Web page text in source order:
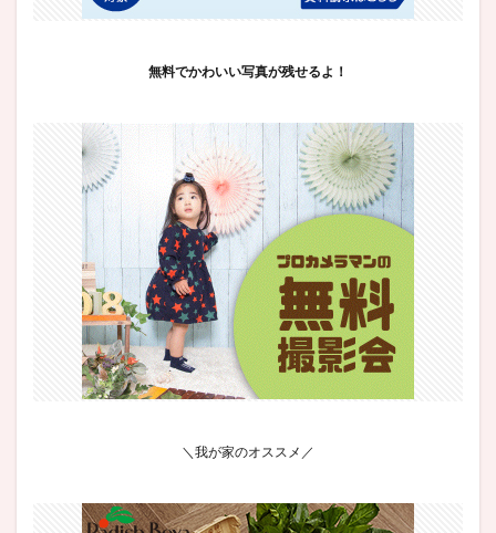
無料でかわいい写真が残せるよ！
＼我が家のオススメ／